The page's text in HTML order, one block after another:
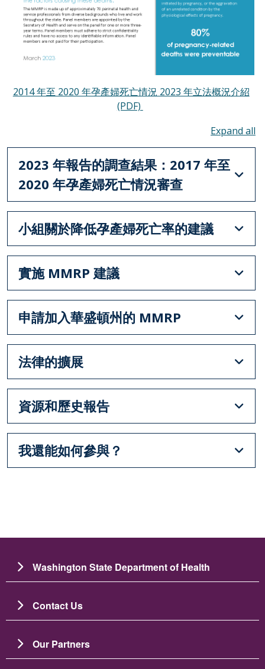
2014 年至 2020 年孕產婦死亡情況 2023 年立法概況介紹
(PDF)
2023 年報告的調查結果：2017 年至
2020 年孕產婦死亡情況審查
小組關於降低孕產婦死亡率的建議
實施 MMRP 建議
申請加入華盛頓州的 MMRP
法律的擴展
資源和歷史報告
我還能如何參與？
Washington State Department of Health
Contact Us
Our Partners